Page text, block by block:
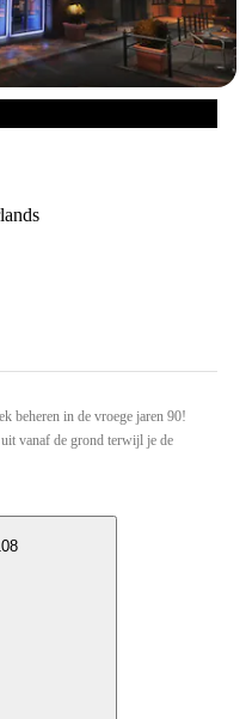
beheren in de vroege jaren 90!
vanaf de grond terwijl je de